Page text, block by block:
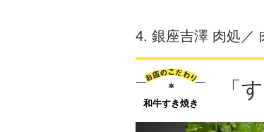
4. 銀座吉澤 肉処／
和牛すき焼き
「